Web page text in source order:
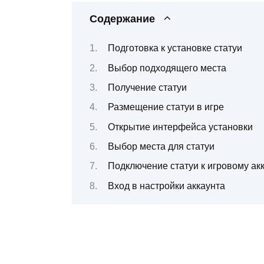
Содержание
Подготовка к установке статуи
Выбор подходящего места
Получение статуи
Размещение статуи в игре
Открытие интерфейса установки
Выбор места для статуи
Подключение статуи к игровому
Вход в настройки аккаунта